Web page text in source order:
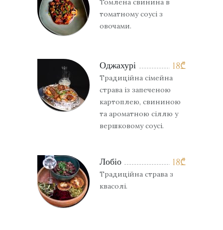
томатному соусі з
овочами.
18₾
Оджахурі
Традиційна сімейна
страва із запеченою
картоплею, свининою
та ароматною сіллю у
вершковому соусі.
18₾
Лобіо
Традиційна страва з
квасолі.